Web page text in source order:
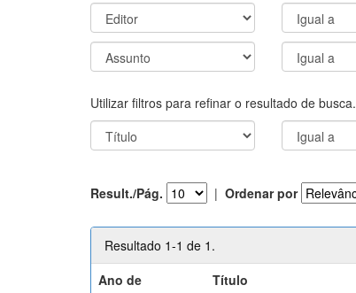
Utilizar filtros para refinar o resultado de busca.
Result./Pág. | Ordenar por
Resultado 1-1 de 1.
Ano de
Título